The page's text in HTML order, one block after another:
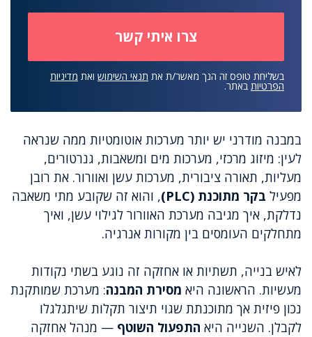
בשליחת טופס זה הנך מאשר/ת את תנאי השימוש ואת מדיניות
הפרטיות באתר.
במבנה מודרני יש יותר מערכות אוטומטיות ממה שנראה
לעין: מיזוג מרכזי, מערכות מים ומשאבות, גנרטורים,
מעליות, תאורה ציבורית, מערכות עשן ואוורור. את רובן
מפעיל בקר מתוכנת (PLC)
, והוא זה שקובע מתי משאבה
נדלקת, איך מגיבה מערכת האוורור לגילוי עשן, ואיך
מתחלקים העומסים בין מקורות אנרגיה.
לאיש בנייה, תשתיות או אחזקה זה נוגע בשתי נקודות
מעשיות. הראשונה היא מסירת המבנה: מערכת שמותקנת
נכון פיזית אך מתוכנתת שגוי תיצור תקלות שיתגלגלו
לקבלן. השנייה היא התפעול השוטף — מנהל אחזקה